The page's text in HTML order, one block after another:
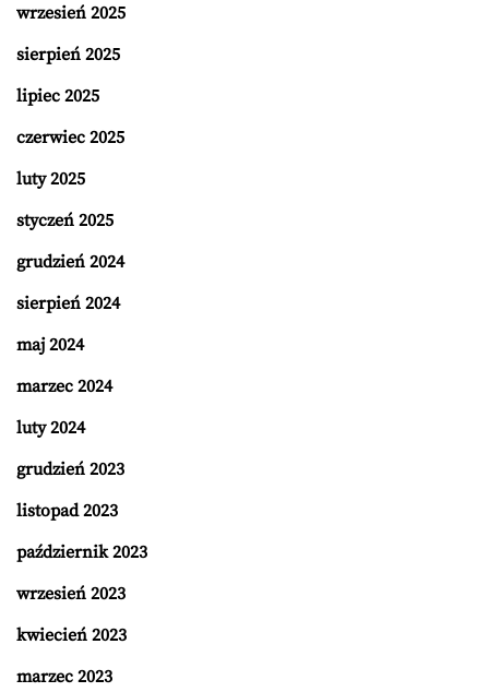
wrzesień 2025
sierpień 2025
lipiec 2025
czerwiec 2025
luty 2025
styczeń 2025
grudzień 2024
sierpień 2024
maj 2024
marzec 2024
luty 2024
grudzień 2023
listopad 2023
październik 2023
wrzesień 2023
kwiecień 2023
marzec 2023